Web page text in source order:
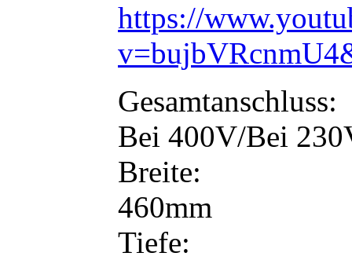
https://
Gesamtanschluss:
Bei 400V/Bei
Breite:
460mm
Tiefe: